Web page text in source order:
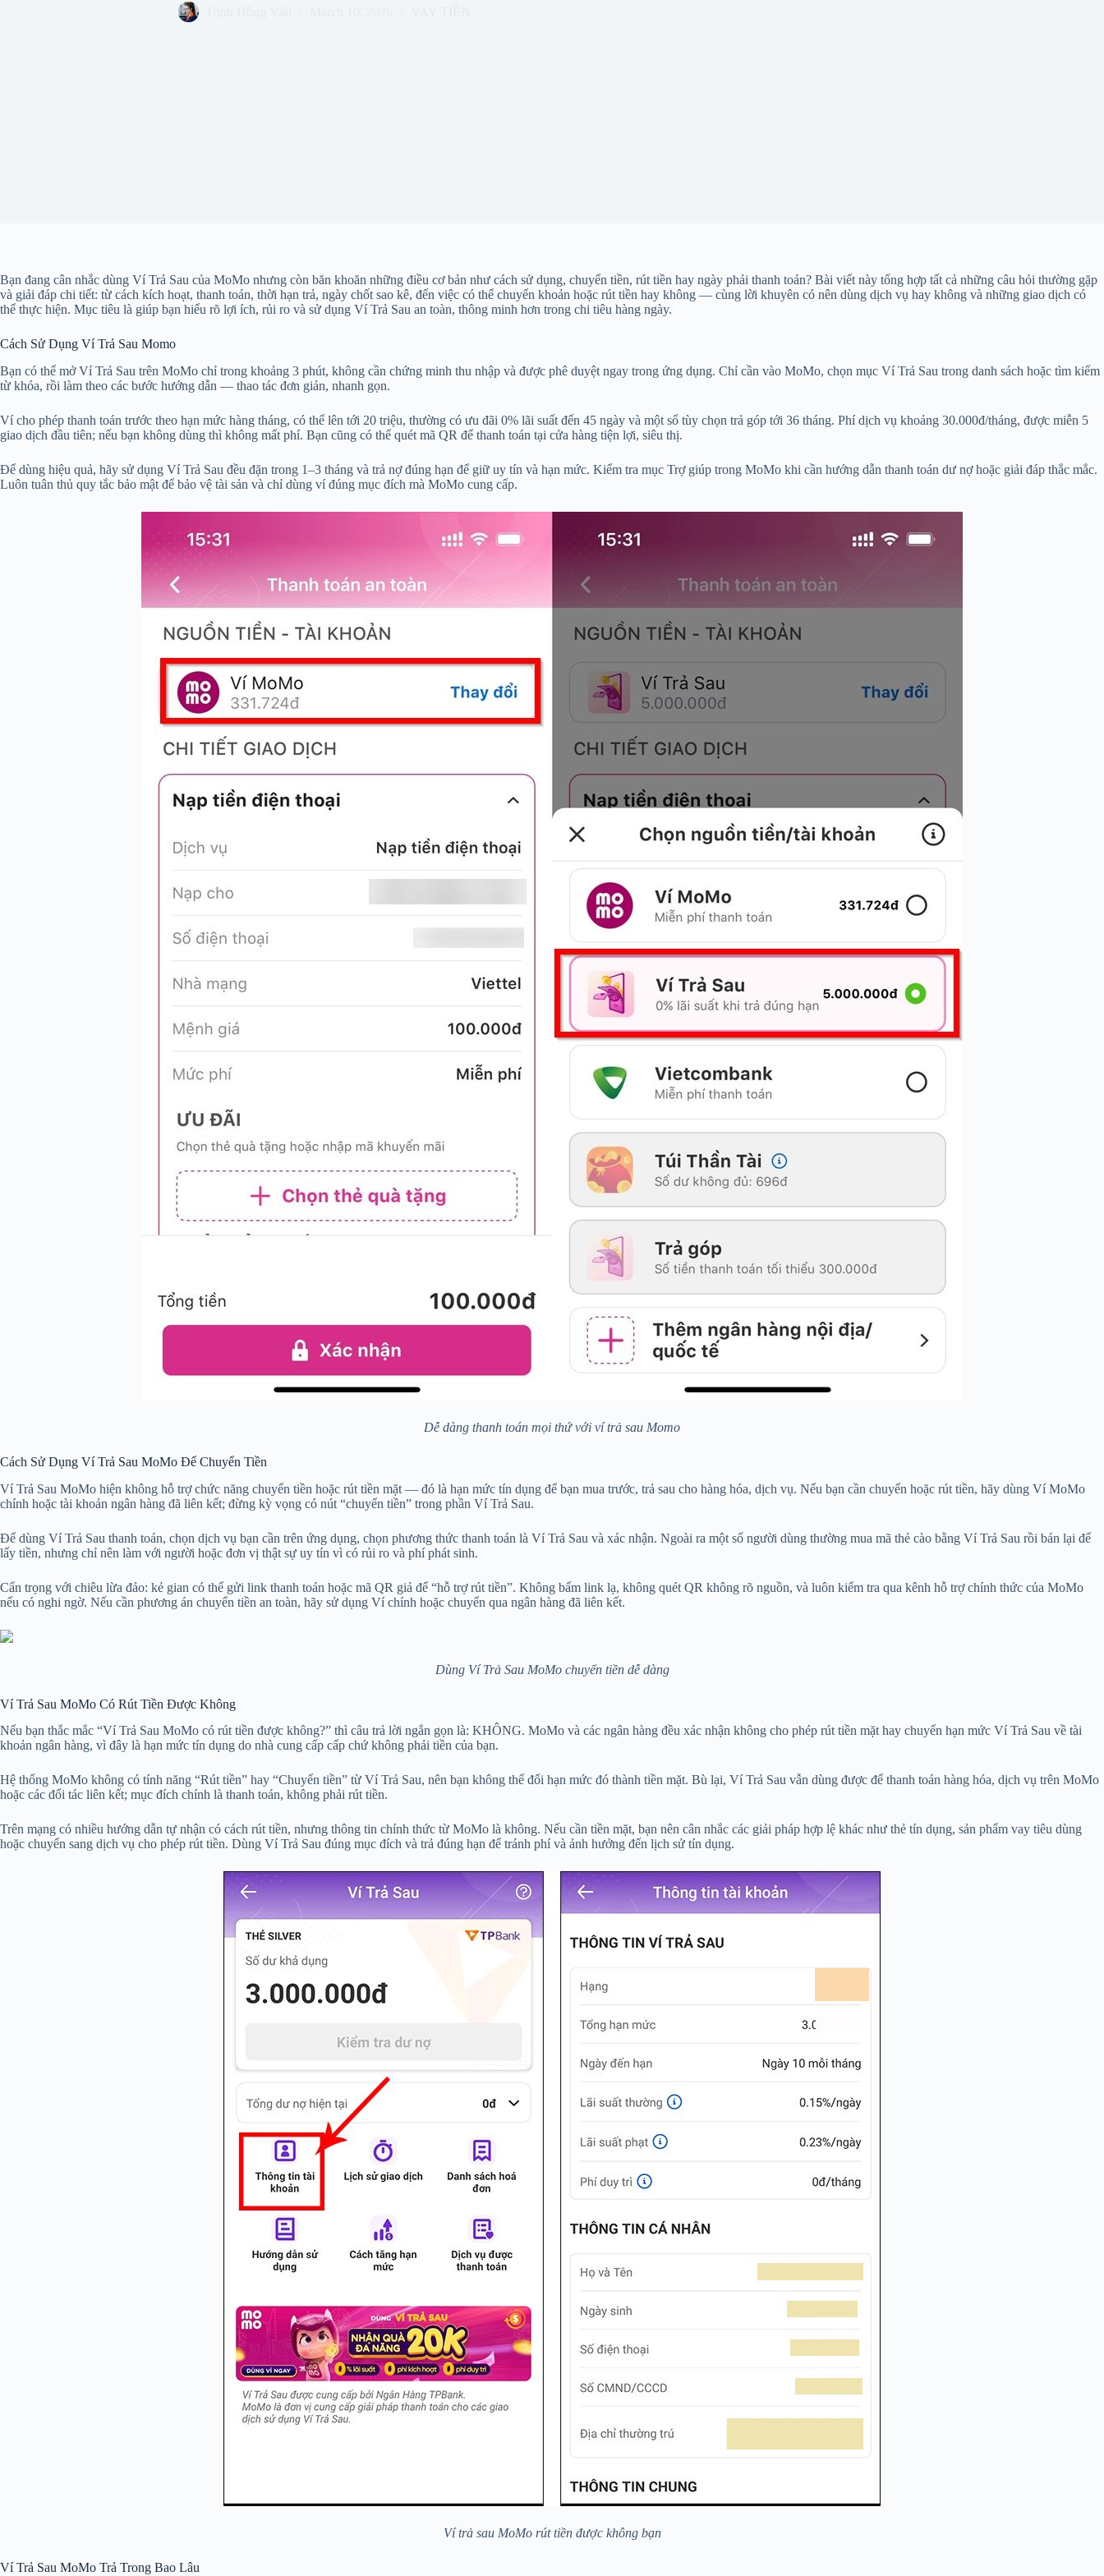
Bạn đang cân nhắc dùng Ví Trả Sau của MoMo nhưng còn băn khoăn những điều cơ bản như cách sử dụng, chuyển tiền, rút tiền hay ngày phải thanh toán? Bài viết này tổng hợp tất cả những câu hỏi thường gặp
và giải đáp chi tiết: từ cách kích hoạt, thanh toán, thời hạn trả, ngày chốt sao kê, đến việc có thể chuyển khoản hoặc rút tiền hay không — cùng lời khuyên có nên dùng dịch vụ hay không và những giao dịch có
thể thực hiện. Mục tiêu là giúp bạn hiểu rõ lợi ích, rủi ro và sử dụng Ví Trả Sau an toàn, thông minh hơn trong chi tiêu hàng ngày.
Cách Sử Dụng Ví Trả Sau Momo
Bạn có thể mở Ví Trả Sau trên MoMo chỉ trong khoảng 3 phút, không cần chứng minh thu nhập và được phê duyệt ngay trong ứng dụng. Chỉ cần vào MoMo, chọn mục Ví Trả Sau trong danh sách hoặc tìm kiếm
từ khóa, rồi làm theo các bước hướng dẫn — thao tác đơn giản, nhanh gọn.
Ví cho phép thanh toán trước theo hạn mức hàng tháng, có thể lên tới 20 triệu, thường có ưu đãi 0% lãi suất đến 45 ngày và một số tùy chọn trả góp tới 36 tháng. Phí dịch vụ khoảng 30.000đ/tháng, được miễn 5
giao dịch đầu tiên; nếu bạn không dùng thì không mất phí. Bạn cũng có thể quét mã QR để thanh toán tại cửa hàng tiện lợi, siêu thị.
Để dùng hiệu quả, hãy sử dụng Ví Trả Sau đều đặn trong 1–3 tháng và trả nợ đúng hạn để giữ uy tín và hạn mức. Kiểm tra mục Trợ giúp trong MoMo khi cần hướng dẫn thanh toán dư nợ hoặc giải đáp thắc mắc.
Luôn tuân thủ quy tắc bảo mật để bảo vệ tài sản và chỉ dùng ví đúng mục đích mà MoMo cung cấp.
Dễ dàng thanh toán mọi thứ với ví trả sau Momo
Cách Sử Dụng Ví Trả Sau MoMo Để Chuyển Tiền
Ví Trả Sau MoMo hiện không hỗ trợ chức năng chuyển tiền hoặc rút tiền mặt — đó là hạn mức tín dụng để bạn mua trước, trả sau cho hàng hóa, dịch vụ. Nếu bạn cần chuyển hoặc rút tiền, hãy dùng Ví MoMo
chính hoặc tài khoản ngân hàng đã liên kết; đừng kỳ vọng có nút “chuyển tiền” trong phần Ví Trả Sau.
Để dùng Ví Trả Sau thanh toán, chọn dịch vụ bạn cần trên ứng dụng, chọn phương thức thanh toán là Ví Trả Sau và xác nhận. Ngoài ra một số người dùng thường mua mã thẻ cào bằng Ví Trả Sau rồi bán lại để
lấy tiền, nhưng chỉ nên làm với người hoặc đơn vị thật sự uy tín vì có rủi ro và phí phát sinh.
Cẩn trọng với chiêu lừa đảo: kẻ gian có thể gửi link thanh toán hoặc mã QR giả để “hỗ trợ rút tiền”. Không bấm link lạ, không quét QR không rõ nguồn, và luôn kiểm tra qua kênh hỗ trợ chính thức của MoMo
nếu có nghi ngờ. Nếu cần phương án chuyển tiền an toàn, hãy sử dụng Ví chính hoặc chuyển qua ngân hàng đã liên kết.
Dùng Ví Trả Sau MoMo chuyển tiền dễ dàng
Ví Trả Sau MoMo Có Rút Tiền Được Không
Nếu bạn thắc mắc “Ví Trả Sau MoMo có rút tiền được không?” thì câu trả lời ngắn gọn là: KHÔNG. MoMo và các ngân hàng đều xác nhận không cho phép rút tiền mặt hay chuyển hạn mức Ví Trả Sau về tài
khoản ngân hàng, vì đây là hạn mức tín dụng do nhà cung cấp cấp chứ không phải tiền của bạn.
Hệ thống MoMo không có tính năng “Rút tiền” hay “Chuyển tiền” từ Ví Trả Sau, nên bạn không thể đổi hạn mức đó thành tiền mặt. Bù lại, Ví Trả Sau vẫn dùng được để thanh toán hàng hóa, dịch vụ trên MoMo
hoặc các đối tác liên kết; mục đích chính là thanh toán, không phải rút tiền.
Trên mạng có nhiều hướng dẫn tự nhận có cách rút tiền, nhưng thông tin chính thức từ MoMo là không. Nếu cần tiền mặt, bạn nên cân nhắc các giải pháp hợp lệ khác như thẻ tín dụng, sản phẩm vay tiêu dùng
hoặc chuyển sang dịch vụ cho phép rút tiền. Dùng Ví Trả Sau đúng mục đích và trả đúng hạn để tránh phí và ảnh hưởng đến lịch sử tín dụng.
Ví trả sau MoMo rút tiền được không bạn
Ví Trả Sau MoMo Trả Trong Bao Lâu